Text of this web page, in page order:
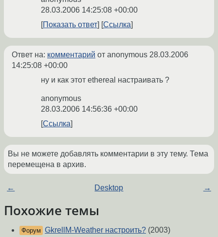
28.03.2006 14:25:08 +00:00
Показать ответ
Ссылка
Ответ на: комментарий от anonymous 28.03.2006
14:25:08 +00:00
ну и как этот ethereal настраивать ?
anonymous
28.03.2006 14:56:36 +00:00
Ссылка
Вы не можете добавлять комментарии в эту тему. Тема
перемещена в архив.
← Desktop →
Похожие темы
Форум GkrellM-Weather настроить? (2003)